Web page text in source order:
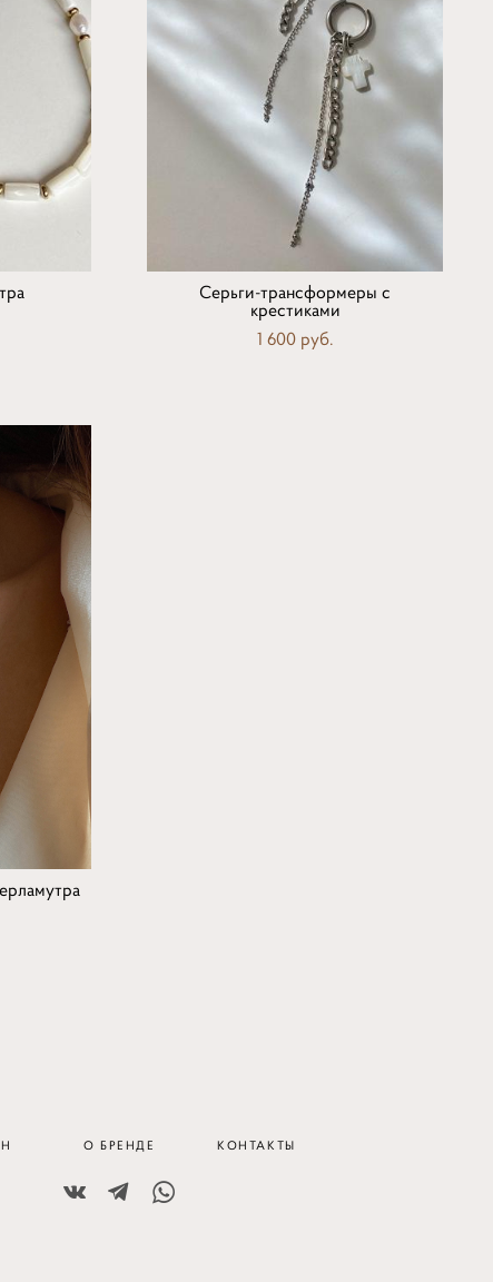
Серьги-трансформеры с
крестиками
1 600 pуб.
О БРЕНДЕ КОНТАКТЫ